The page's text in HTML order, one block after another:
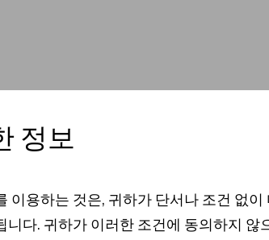
정보
이용하는 것은, 귀하가 단서나 조건 없
니다. 귀하가 이러한 조건에 동의하지 않